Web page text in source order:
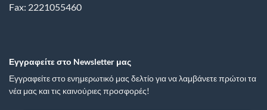
Fax: 2221055460
Εγγραφείτε στο Newsletter μας
Εγγραφείτε στο ενημερωτικό μας δελτίο για να λαμβάνετε πρώτοι τα
νέα μας και τις καινούριες προσφορές!